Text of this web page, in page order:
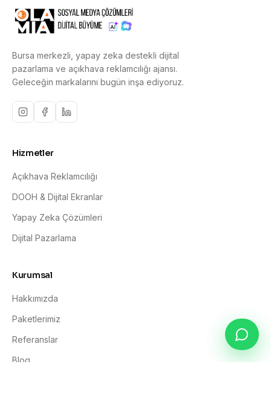
Bursa merkezli, yapay zeka destekli dijital
pazarlama ve açıkhava reklamcılığı ajansı.
Geleceğin markalarını bugün inşa ediyoruz.
Hizmetler
Açıkhava Reklamcılığı
DOOH & Dijital Ekranlar
Yapay Zeka Çözümleri
Dijital Pazarlama
Kurumsal
Hakkımızda
Paketlerimiz
Referanslar
Blog